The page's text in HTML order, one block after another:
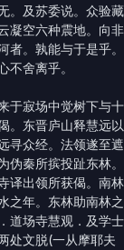
。及苏委说。众验藏
凝空六种震地。向非
者。孰能与于是乎。
不舍离乎。
寂场中觉树下与十
。东晋庐山释慧远以
寻众经。法领遂至遮
秦所摈投趾东林。
译出领所获偈。南林
之年。东林助南林之
道场寺慧观．及学士
处文脱(一从摩耶夫